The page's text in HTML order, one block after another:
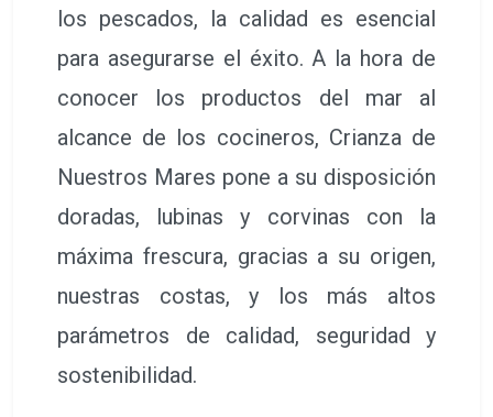
los pescados, la calidad es esencial
para asegurarse el éxito. A la hora de
conocer los productos del mar al
alcance de los cocineros, Crianza de
Nuestros Mares pone a su disposición
doradas, lubinas y corvinas con la
máxima frescura, gracias a su origen,
nuestras costas, y los más altos
parámetros de calidad, seguridad y
sostenibilidad.